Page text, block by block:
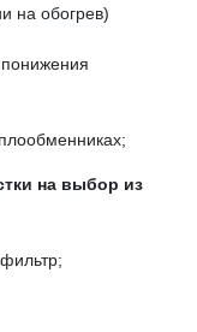
на обогрев)
на выбор из